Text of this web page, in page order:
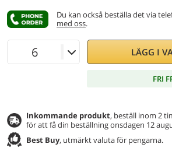
Du kan också beställa det via
med oss.
LÄGG I
FRI
Inkommande produkt, beställ inom 2
för att få din beställning onsdagen 12
Best Buy, utmärkt valuta för pengarna.